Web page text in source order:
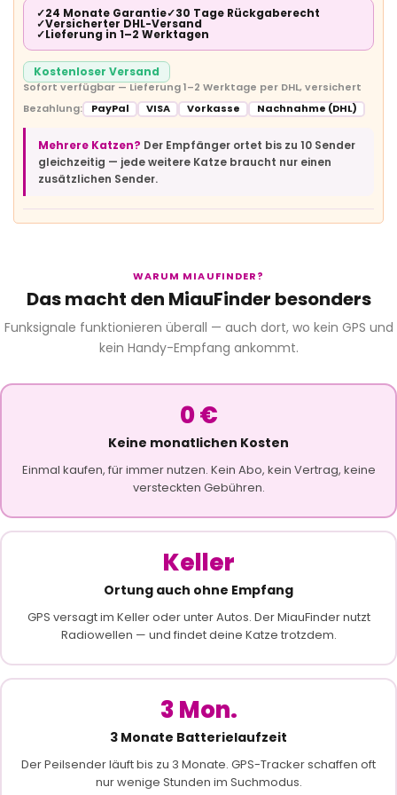
✓24 Monate Garantie✓30 Tage Rückgaberecht
✓Versicherter DHL-Versand
✓Lieferung in 1–2 Werktagen
Kostenloser Versand
Sofort verfügbar — Lieferung 1–2 Werktage per DHL, versichert
Bezahlung:
PayPal VISA Vorkasse Nachnahme (DHL)
Mehrere Katzen? Der Empfänger ortet bis zu 10 Sender
gleichzeitig — jede weitere Katze braucht nur einen
zusätzlichen Sender.
WARUM MIAUFINDER?
Das macht den MiauFinder besonders
Funksignale funktionieren überall — auch dort, wo kein GPS und
kein Handy-Empfang ankommt.
0 €
Keine monatlichen Kosten
Einmal kaufen, für immer nutzen. Kein Abo, kein Vertrag, keine
versteckten Gebühren.
Keller
Ortung auch ohne Empfang
GPS versagt im Keller oder unter Autos. Der MiauFinder nutzt
Radiowellen — und findet deine Katze trotzdem.
3 Mon.
3 Monate Batterielaufzeit
Der Peilsender läuft bis zu 3 Monate. GPS-Tracker schaffen oft
nur wenige Stunden im Suchmodus.